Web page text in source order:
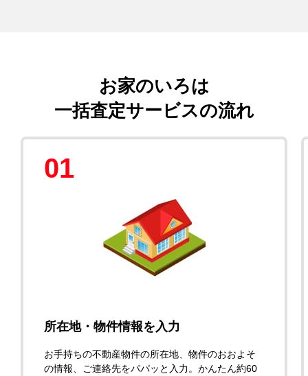
お家のいろは
一括査定サービスの流れ
01
所在地・物件情報を入力
お手持ちの不動産物件の所在地、物件のおおよそ
の情報、ご連絡先をパパッと入力。かんたん約60